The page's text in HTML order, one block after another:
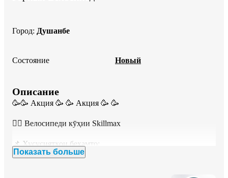
Город: Душанбе
Состояние Новый
Описание
🥳🥳 Акция 🥳 🥳 Акция 🥳 🥳
🚴‍♂️ Велосипеди кӯҳии Skillmax
📌 Хусусиятҳои беҳамто:
✅ Модел: Skillmax
Показать больше